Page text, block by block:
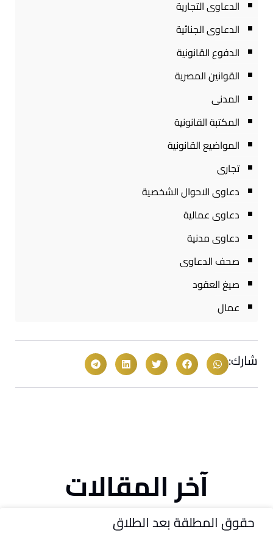
الدعاوى التجارية
الدعاوى الجنائية
الدفوع القانونية
القوانين المصرية
المدنى
المكتبة القانونية
المواضيع القانونية
تجارى
دعاوى الاحوال الشخصية
دعاوى عمالية
دعاوى مدنية
صحف الدعاوى
صيغ العقود
عمال
شارك:
آخر المقالات
حقوق المطلقة بعد الطلاق